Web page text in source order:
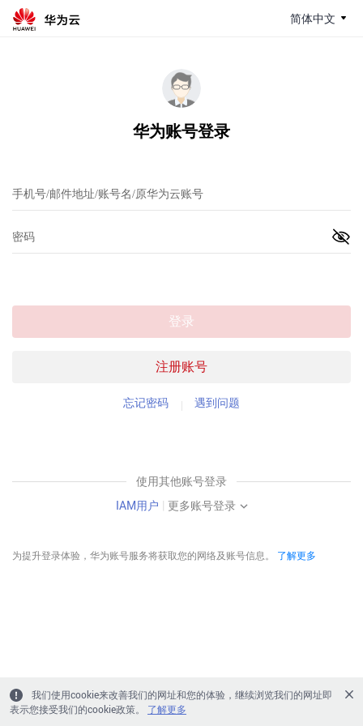
简体中文
华为账号登录
注册账号
登录
忘记密码 遇到问题
使用其他账号登录
IAM用户 | 更多账号登录
为提升登录体验，华为账号服务将获取您的网络及账号信息。 了解更多
我们使用cookie来改善我们的网址和您的体验，继续浏览我们的网址即
表示您接受我们的cookie政策。
了解更多